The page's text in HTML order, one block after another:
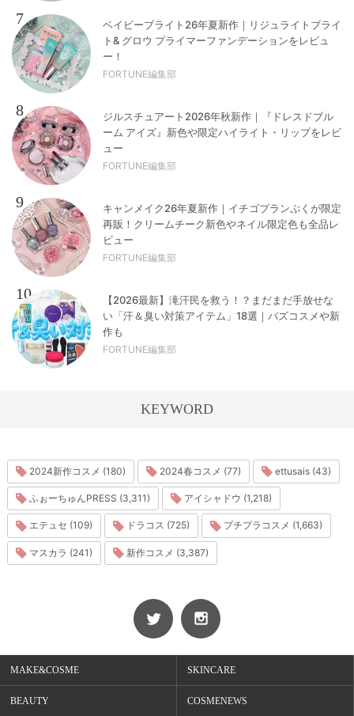
7
ベイビーブライト26年夏新作｜リジュライトブライ
ト& グロウ プライマーファンデーションをレビュ
ー！
FORTUNE編集部
8
ジルスチュアート2026年秋新作｜『ドレスドブル
ーム アイズ』新色や限定ハイライト・リップをレビ
ュー
FORTUNE編集部
9
キャンメイク26年夏新作｜イチゴプランぷくが限定
再販！クリームチーク新色やネイル限定色も全品レ
ビュー
FORTUNE編集部
10
【2026最新】滝汗民を救う！？まだまだ手放せな
い「汗＆臭い対策アイテム」18選｜バズコスメや新
作も
FORTUNE編集部
KEYWORD
2024新作コスメ (180) 2024春コスメ (77) ettusais (43)
ふぉーちゅんPRESS (3,311) アイシャドウ (1,218)
エテュセ (109) ドラコス (725) プチプラコスメ (1,663)
マスカラ (241) 新作コスメ (3,387)
MAKE&COSME SKINCARE
BEAUTY COSMENEWS